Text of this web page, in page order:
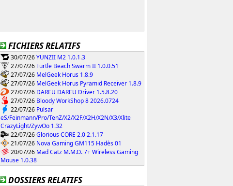
FICHIERS RELATIFS
30/07/26YUNZII M2 1.0.1.3
27/07/26Turtle Beach Swarm II 1.0.0.51
27/07/26 MelGeek Horus 1.8.9
27/07/26 MelGeek Horus Pyramid Receiver 1.8.9
27/07/26 DAREU DAREU Driver 1.5.8.20
27/07/26 Bloody WorkShop 8 2026.0724
22/07/26 Pulsar
eS/Feinmann/Pro/TenZ/X2/X2F/X2H/X2N/X3/Xlite
CrazyLight/ZywOo 1.32
22/07/26Glorious CORE 2.0 2.1.17
21/07/26 Nova Gaming GM115 Hadès 01
20/07/26 Mad Catz M.M.O. 7+ Wireless Gaming
Mouse 1.0.38
DOSSIERS RELATIFS